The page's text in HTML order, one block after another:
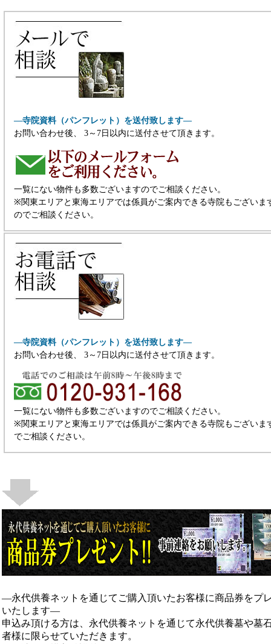
―寺院資料（パンフレット）を送付致します―
お問い合わせ後、 3～7日以内に送付させて頂きます。
一覧にない物件も多数ございますのでご相談ください。
※関東エリアと東海エリアでは係員がご案内できる寺院もございま
のでご相談ください。
―寺院資料（パンフレット）を送付致します―
お問い合わせ後、 3～7日以内に送付させて頂きます。
一覧にない物件も多数ございますのでご相談ください。
※関東エリアと東海エリアでは係員がご案内できる寺院もございま
でご相談ください。
―永代供養ネットを通じてご購入頂いたお客様に商品券をプ
いたします―
申込み頂ける方は、永代供養ネットを通じて永代供養墓や墓
者様に限らせていただきます。